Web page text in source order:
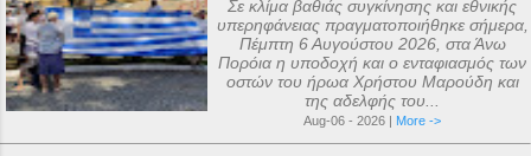
με διάφορες άλλες εισφορές. Ο ακριβής
αριθμός των μελών της συνόδου, με βάση
τις διαθέσιμες πηγές, δεν μπορεί να
καθοριστεί ακριβώς ακόμα και σήμερα. Ο
αριθμός που επικράτησε από
Σε κλίμα βαθιάς συγκίνησης και εθνικής
υπερηφάνειας πραγματοποιήθηκε σήμερα,
Πέμπτη 6 Αυγούστου 2026, στα Άνω
Πορόια η υποδοχή και ο ενταφιασμός των
οστών του ήρωα Χρήστου Μαρούδη και
της αδελφής του...
Aug-06 - 2026 | More ->